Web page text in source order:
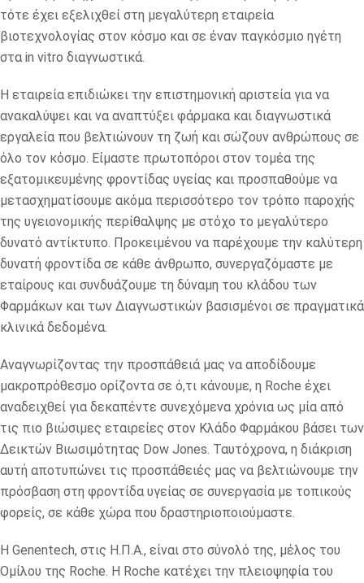
τότε έχει εξελιχθεί στη μεγαλύτερη εταιρεία
βιοτεχνολογίας στον κόσμο και σε έναν παγκόσμιο ηγέτη
στα in vitro διαγνωστικά.
Η εταιρεία επιδιώκει την επιστημονική αριστεία για να
ανακαλύψει και να αναπτύξει φάρμακα και διαγνωστικά
εργαλεία που βελτιώνουν τη ζωή και σώζουν ανθρώπους σε
όλο τον κόσμο. Είμαστε πρωτοπόροι στον τομέα της
εξατομικευμένης φροντίδας υγείας και προσπαθούμε να
μετασχηματίσουμε ακόμα περισσότερο τον τρόπο παροχής
της υγειονομικής περίθαλψης με στόχο το μεγαλύτερο
δυνατό αντίκτυπο. Προκειμένου να παρέχουμε την καλύτερη
δυνατή φροντίδα σε κάθε άνθρωπο, συνεργαζόμαστε με
εταίρους και συνδυάζουμε τη δύναμη του κλάδου των
Φαρμάκων και των Διαγνωστικών βασισμένοι σε πραγματικά
κλινικά δεδομένα.
Αναγνωρίζοντας την προσπάθειά μας να αποδίδουμε
μακροπρόθεσμο ορίζοντα σε ό,τι κάνουμε, η Roche έχει
αναδειχθεί για δεκαπέντε συνεχόμενα χρόνια ως μία από
τις πιο βιώσιμες εταιρείες στον Κλάδο Φαρμάκου βάσει των
Δεικτών Βιωσιμότητας Dow Jones. Ταυτόχρονα, η διάκριση
αυτή αποτυπώνει τις προσπάθειές μας να βελτιώνουμε την
πρόσβαση στη φροντίδα υγείας σε συνεργασία με τοπικούς
φορείς, σε κάθε χώρα που δραστηριοποιούμαστε.
Η Genentech, στις Η.Π.Α., είναι στο σύνολό της, μέλος του
Ομίλου της Roche. Η Roche κατέχει την πλειοψηφία του